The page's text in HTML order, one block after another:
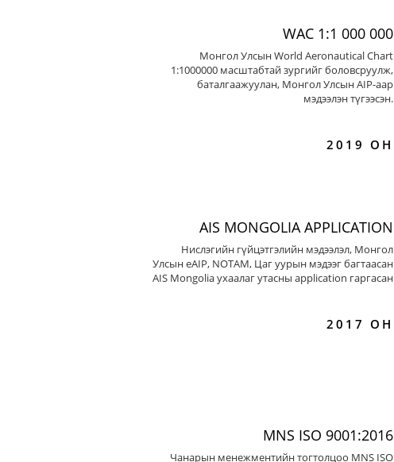
WAC 1:1 000 000
Монгол Улсын World Aeronautical Chart
1:1000000 масштабтай зургийг боловсруулж,
баталгаажуулан, Монгол Улсын AIP-аар
мэдээлэн түгээсэн.
2019 ОН
AIS MONGOLIA APPLICATION
Нислэгийн гүйцэтгэлийн мэдээлэл, Монгол
Улсын eAIP, NOTAM, Цаг уурын мэдээг багтаасан
AIS Mongolia ухаалаг утасны application гаргасан
2017 ОН
MNS ISO 9001:2016
Чанарын менежментийн тогтолцоо MNS ISO